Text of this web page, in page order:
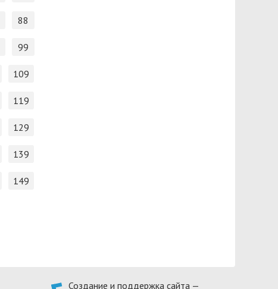
88
99
109
119
129
139
149
Создание и поддержка сайта —